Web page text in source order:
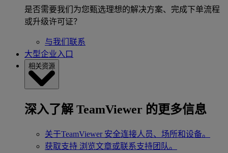
是否需要我们为您甄选理想的解决方案、完成下单流程
或升级许可证？
与我们联系
大型企业入口
相关资源
深入了解 TeamViewer 的更多信息
关于TeamViewer 安全连接人员、场所和设备。
获取支持 浏览文章或联系支持团队。